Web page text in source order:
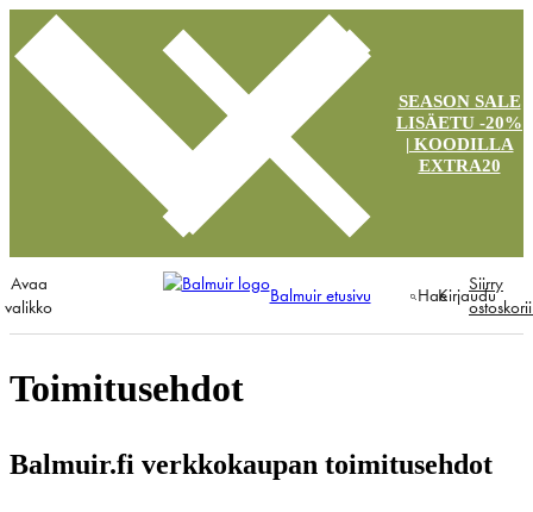
SEASON SALE
LISÄETU -20%
| KOODILLA
EXTRA20
Avaa
valikko
Balmuir etusivu HaeKirjaudu
Siirry
Toimitusehdot
Balmuir.fi verkkokaupan toimitusehdot